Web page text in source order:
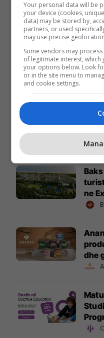
ne
dhe
Your personal data will be
your device (cookies,
data) may be stored by,
partners, or used
may use precise
Some vendors may
of legitimate interest,
your options below. Look
or in the site menu to
and cookie settings.